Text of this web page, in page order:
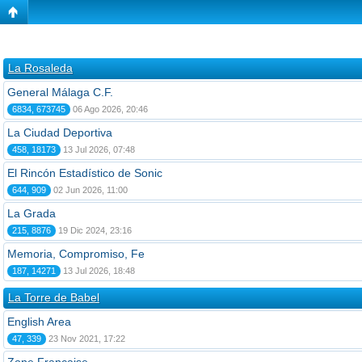
La Rosaleda
General Málaga C.F.
6834, 673745 06 Ago 2026, 20:46
La Ciudad Deportiva
458, 18173 13 Jul 2026, 07:48
El Rincón Estadístico de Sonic
644, 909 02 Jun 2026, 11:00
La Grada
215, 8876 19 Dic 2024, 23:16
Memoria, Compromiso, Fe
187, 14271 13 Jul 2026, 18:48
La Torre de Babel
English Area
47, 339 23 Nov 2021, 17:22